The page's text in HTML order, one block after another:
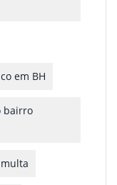
em BH
bairro